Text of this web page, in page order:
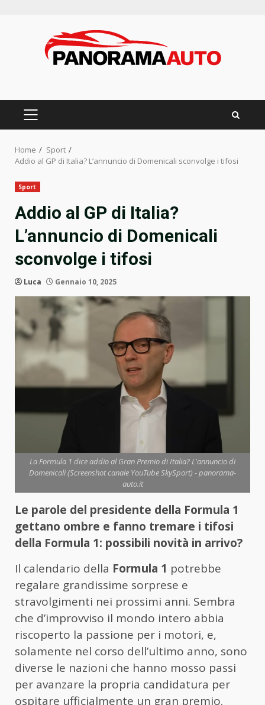
PRIMARY
Home
Sport
Addio al GP di Italia? L’annuncio di Domenicali sconvolge i tifosi
Sport
Addio al GP di Italia?
L’annuncio di Domenicali
sconvolge i tifosi
Luca Gennaio 10, 2025
La Formula 1 dice addio al Gran Premio di Italia? L'annuncio di
Domenicali (Screenshot canale YouTube SkySport) - panorama-
auto.it
Le parole del presidente della Formula 1
gettano ombre e fanno tremare i tifosi
della Formula 1: possibili novità in arrivo?
Il calendario della Formula 1 potrebbe
regalare grandissime sorprese e
stravolgimenti nei prossimi anni. Sembra
che d’improvviso il mondo intero abbia
riscoperto la passione per i motori, e,
solamente nel corso dell’ultimo anno, sono
diverse le nazioni che hanno mosso passi
per avanzare la propria candidatura per
ospitare ufficialmente un gran premio.